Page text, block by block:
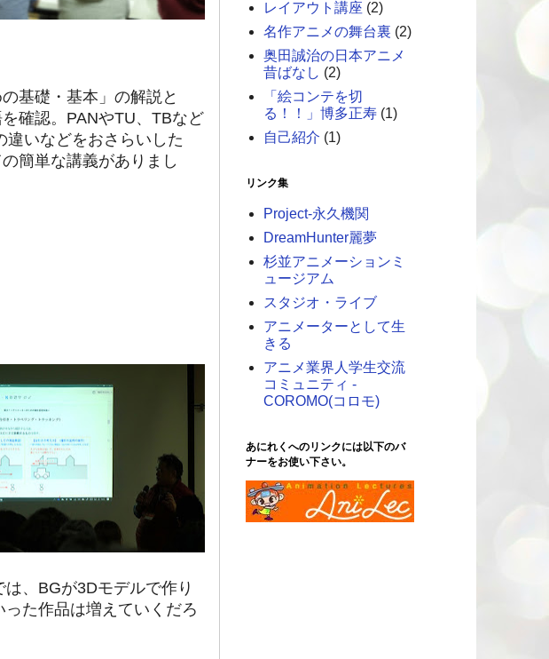
基礎・基本」の解説と
確認。PANやTU、TBなど
いなどをおさらいした
簡単な講義がありまし
、BGが3Dモデルで作り
た作品は増えていくだろ
レイアウト講座 (2)
名作アニメの舞台裏 (2)
奥田誠治の日本アニメ
昔ばなし (2)
「絵コンテを切
る！！」博多正寿 (1)
自己紹介 (1)
リンク集
Project-永久機関
DreamHunter麗夢
杉並アニメーションミ
ュージアム
スタジオ・ライブ
アニメーターとして生
きる
アニメ業界人学生交流
コミュニティ -
COROMO(コロモ)
あにれくへのリンクには以下のバ
ナーをお使い下さい。